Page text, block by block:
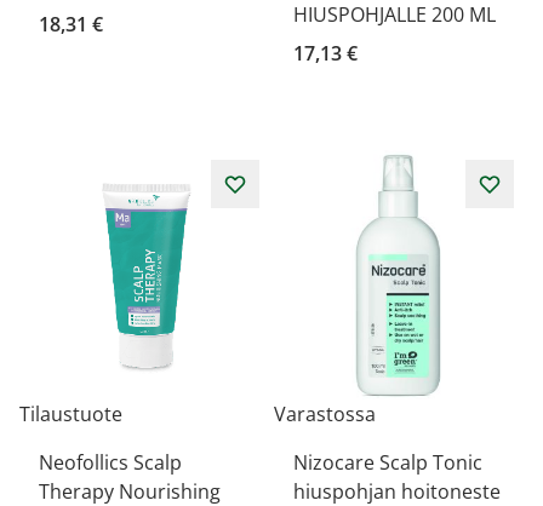
18,31 €
HIUSPOHJALLE 200 ML
17,13 €
Tilaustuote
Neofollics Scalp
Therapy Nourishing
Varastossa
Nizocare Scalp Tonic
hiuspohjan hoitoneste